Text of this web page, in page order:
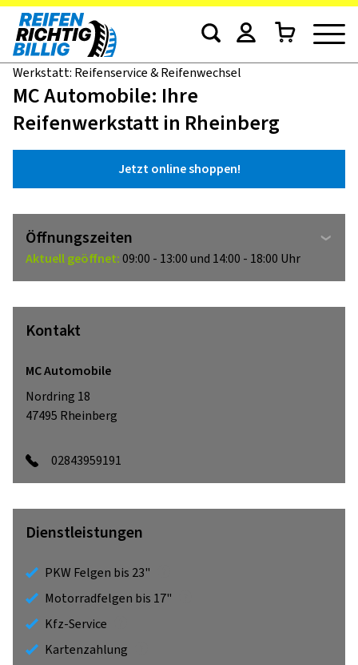
Werkstatt: Reifenservice & Reifenwechsel
MC Automobile: Ihre
Reifenwerkstatt in Rheinberg
Jetzt online shoppen!
Öffnungszeiten
Aktuell geöffnet:09:00 - 13:00 und 14:00 - 18:00 Uhr
Kontakt
MC Automobile
Nordring 18
47495 Rheinberg
02843959191
Dienstleistungen
PKW Felgen bis 23"
Motorradfelgen bis 17"
Kfz-Service
Kartenzahlung